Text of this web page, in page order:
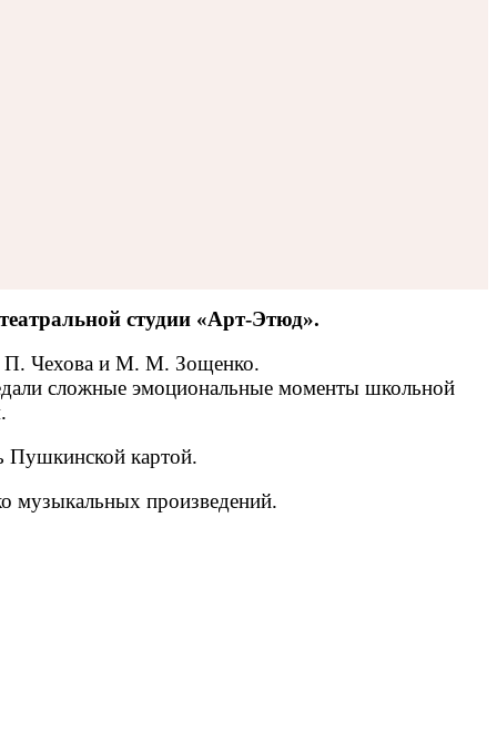
студии «Арт-Этюд».
П. Чехова и М. М. Зощенко.
сложные эмоциональные моменты школьной
Пушкинской картой.
музыкальных произведений.